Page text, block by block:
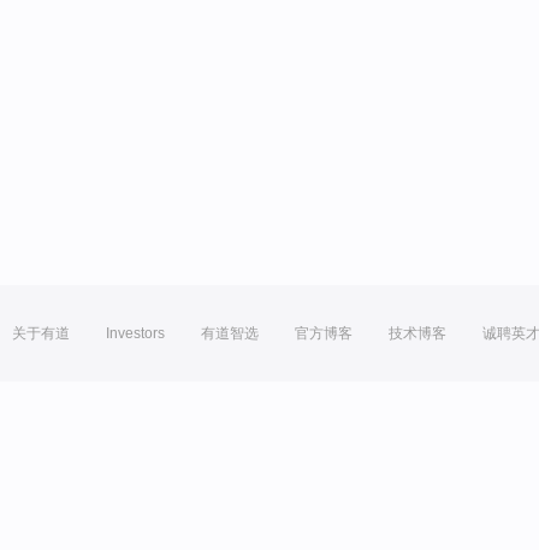
关于有道 Investors 有道智选 官方博客 技术博客 诚聘英才